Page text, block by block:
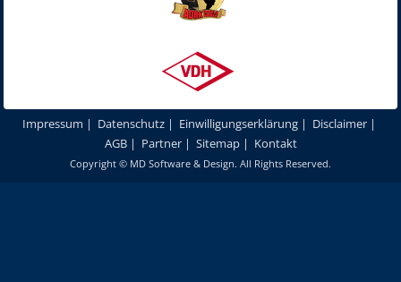
Impressum | Datenschutz | Einwilligungserklärung | Disclaimer |
AGB| Partner| Sitemap| Kontakt
Copyright © MD Software & Design. All Rights Reserved.